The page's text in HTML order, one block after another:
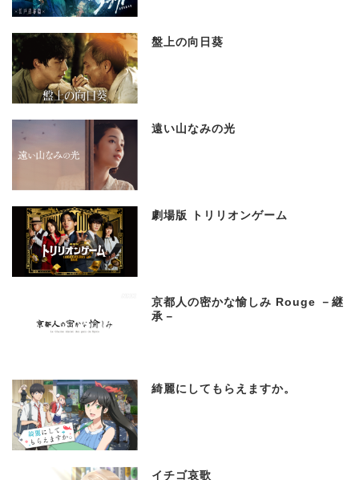
盤上の向日葵
遠い山なみの光
劇場版 トリリオンゲーム
京都人の密かな愉しみ Rouge －継
承－
綺麗にしてもらえますか。
イチゴ哀歌